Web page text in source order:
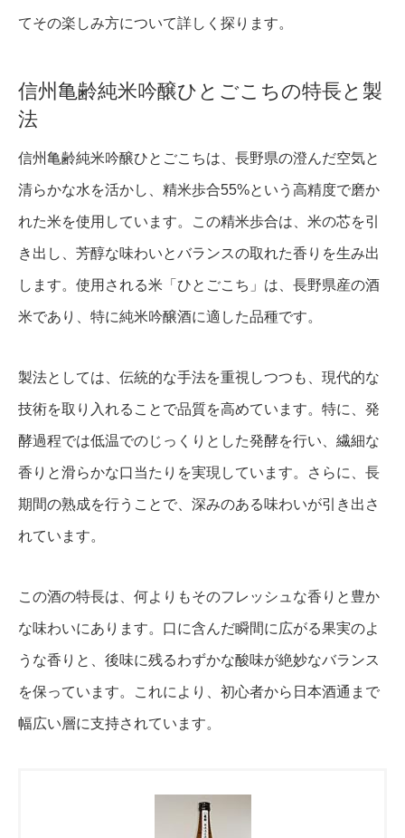
てその楽しみ方について詳しく探ります。
信州亀齢純米吟醸ひとごこちの特長と製
法
信州亀齢純米吟醸ひとごこちは、長野県の澄んだ空気と
清らかな水を活かし、精米歩合55%という高精度で磨か
れた米を使用しています。この精米歩合は、米の芯を引
き出し、芳醇な味わいとバランスの取れた香りを生み出
します。使用される米「ひとごこち」は、長野県産の酒
米であり、特に純米吟醸酒に適した品種です。
製法としては、伝統的な手法を重視しつつも、現代的な
技術を取り入れることで品質を高めています。特に、発
酵過程では低温でのじっくりとした発酵を行い、繊細な
香りと滑らかな口当たりを実現しています。さらに、長
期間の熟成を行うことで、深みのある味わいが引き出さ
れています。
この酒の特長は、何よりもそのフレッシュな香りと豊か
な味わいにあります。口に含んだ瞬間に広がる果実のよ
うな香りと、後味に残るわずかな酸味が絶妙なバランス
を保っています。これにより、初心者から日本酒通まで
幅広い層に支持されています。